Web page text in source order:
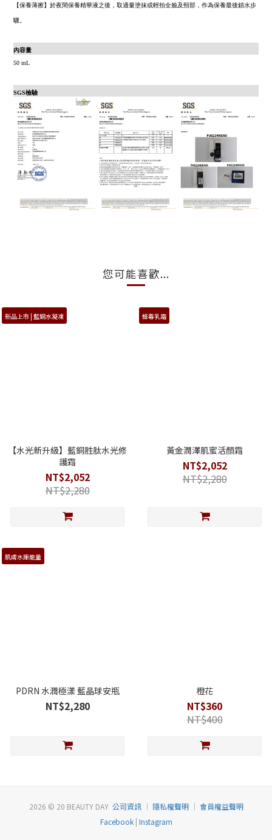
【保養薄擦】 於夜間保養精華液之後，取適量塗抹或輕拍全臉及頸部，作為保養最後鎖水步
驟。
內容量
50 mL
SGS檢驗
您可能喜歡...
新品上市 | 藍銅水凝凍
【水光新升級】藍銅胜肽水光修
護霜
NT$2,052
NT$2,280
蜂毒乳霜
黃金潤澤肌蜜活顏霜
NT$2,052
NT$2,280
肌膚水庫能量
PDRN 水潤極漾 藍晶球安瓶
NT$2,280
橙花
NT$360
NT$400
2026 © 20 BEAUTY DAY 公司資訊｜ 隱私權聲明 ｜ 會員權益聲明
Facebook| Instagram